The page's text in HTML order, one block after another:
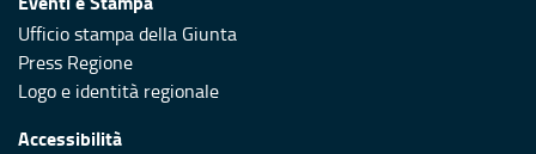
Ufficio stampa della Giunta
Press Regione
Logo e identità regionale
Accessibilità